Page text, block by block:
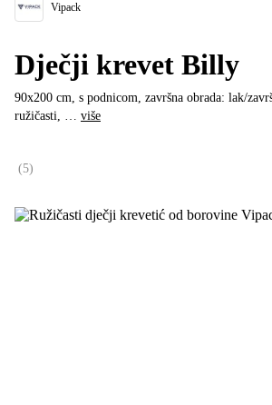
Vipack
Dječji krevet Billy
90x200 cm, s podnicom, završna obrada: lak/
ružičasti, … više
(5)